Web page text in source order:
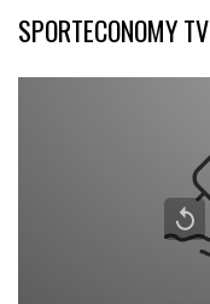
SPORTECONOMY TV